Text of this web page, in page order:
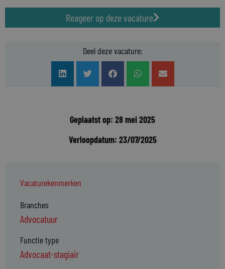
Reageer op deze vacature
Deel deze vacature:
Geplaatst op: 28 mei 2025
Verloopdatum: 23/07/2025
Vacaturekenmerken
Branches
Advocatuur
Functie type
Advocaat-stagiair